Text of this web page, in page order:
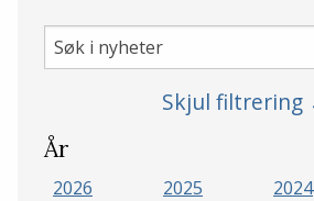
Søk
i
Skjul filtrering
År
2026 2025 2024